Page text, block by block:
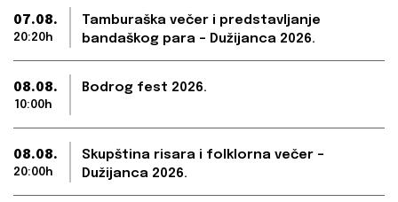
07.08.
20:20h
Tamburaška večer i predstavljanje
bandaškog para – Dužijanca 2026.
08.08.
10:00h
Bodrog fest 2026.
08.08.
20:00h
Skupština risara i folklorna večer –
Dužijanca 2026.